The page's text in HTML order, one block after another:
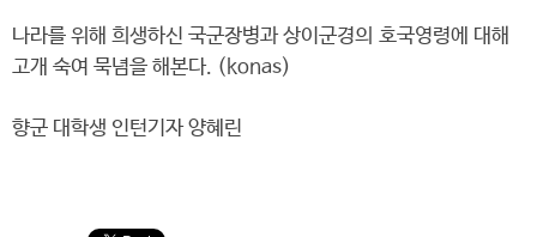
나라를 위해 희생하신 국군장병과 상이군경의 호국영령에 대해
고개 숙여 묵념을 해본다. (konas)
향군 대학생 인턴기자 양혜린